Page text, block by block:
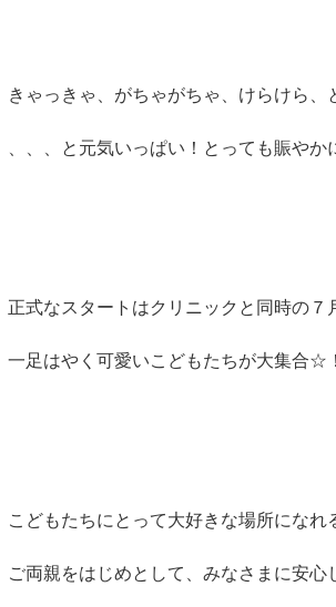
きゃっきゃ、がちゃがちゃ、けらけら、
、、、と元気いっぱい！とっても賑やか
正式なスタートはクリニックと同時の７
一足はやく可愛いこどもたちが大集合☆！
こどもたちにとって大好きな場所になれ
ご両親をはじめとして、みなさまに安心